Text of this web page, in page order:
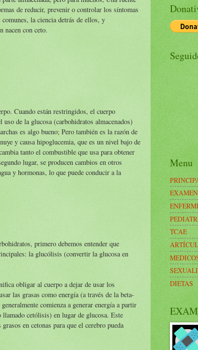
de reducir, prevenir o controlar los síntomas
la ciencia detrás de ellos, y
nacen con ceto.
Cuando están restringidos, el cuerpo
de la glucosa (carbohidratos almacenados)
es algo bueno; Pero también es la razón de
y causa hipoglucemia, que es un nivel bajo de
tanto el combustible que usa para obtener
lugar, se producen cambios en otros
y hormonas, lo que puede conducir a la
primero debemos entender que
la glucólisis (convertir la glucosa en
obligar al cuerpo a dejar de usar los
las grasas como energía (a través de la beta-
comienza a generar energía a partir
llamado cetólisis) en lugar de glucosa. Este
en cetonas para que el cerebro pueda
Menu
TCAE
DIETAS